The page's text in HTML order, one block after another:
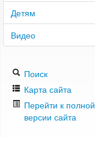
Детям
Видео
Поиск
Карта сайта
Перейти к полной
версии сайта